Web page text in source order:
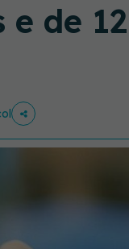
e de